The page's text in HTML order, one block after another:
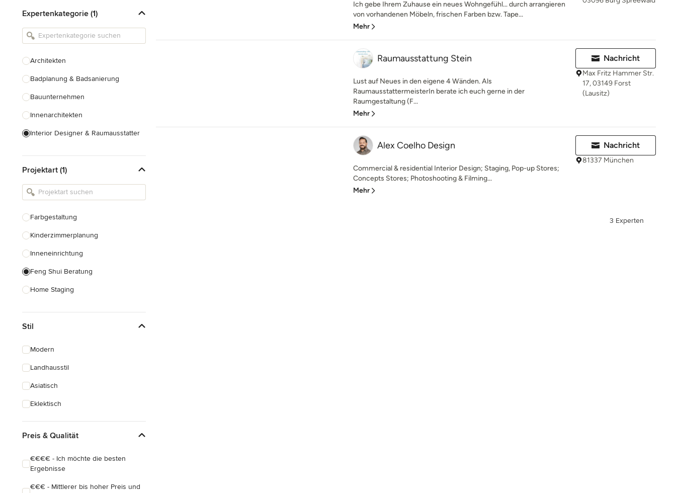
Expertenkategorie (1)
Architekten
Badplanung & Badsanierung
Bauunternehmen
Innenarchitekten
Interior Designer & Raumausstatter
Landschaftsarchitekten
Armaturen & Sanitärbedarf
Einbauschränke
Projektart (1)
Farbgestaltung
Kinderzimmerplanung
Inneneinrichtung
Feng Shui Beratung
Home Staging
Alle anzeigen
Stil
Modern
Landhausstil
Asiatisch
Eklektisch
Preis & Qualität
€€€€ - Ich möchte die besten
Ergebnisse
€€€ - Mittlerer bis hoher Preis und
Ich gebe Ihrem Zuhause ein neues Wohngefühl... durch arrangieren
von vorhandenen Möbeln, frischen Farben bzw. Tape...
Mehr
Raumausstattung Stein
Lust auf Neues in den eigene 4 Wänden. Als
RaumausstattermeisterIn berate ich euch gerne in der
Raumgestaltung (F...
Mehr
Nachricht
Max Fritz Hammer Str.
17, 03149 Forst
(Lausitz)
Alex Coelho Design
Commercial & residential Interior Design; Staging, Pop-up Stores;
Concepts Stores; Photoshooting & Filming...
Mehr
Nachricht
81337 München
3 Experten